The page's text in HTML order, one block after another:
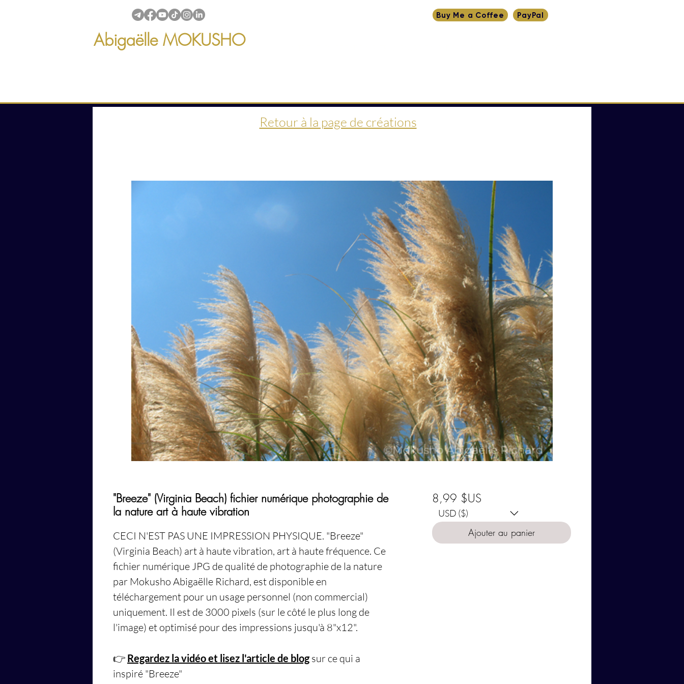
Abigaëlle MOKUSHO
Buy Me a Coffee PayPal
Choisissez votre devise:
"Breeze" (Virginia Beach) fichier numérique photographie de
la nature art à haute vibration
CECI N'EST PAS UNE IMPRESSION PHYSIQUE. "Breeze"
(Virginia Beach) art à haute vibration, art à haute fréquence. Ce
fichier numérique JPG de qualité de photographie de la nature
par Mokusho Abigaëlle Richard, est disponible en
téléchargement pour un usage personnel (non commercial)
uniquement. Il est de 3000 pixels (sur le côté le plus long de
l'image) et optimisé pour des impressions jusqu'à 8"x12".
👉 Regardez la vidéo et lisez l'article de blogsur ce qui a
inspiré "Breeze"
8,99 $USPrix
Ajouter au panier
USD ($)
Retour à la page de créations